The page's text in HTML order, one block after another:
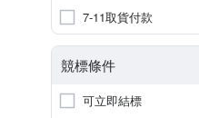
7-11取貨付款
競標條件
可立即結標